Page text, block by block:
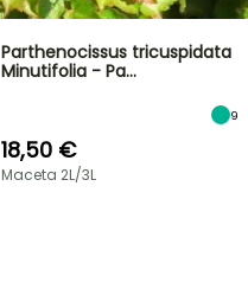
Parthenocissus tricuspidata
Minutifolia - Pa…
9
18,50 €
Maceta 2L/3L